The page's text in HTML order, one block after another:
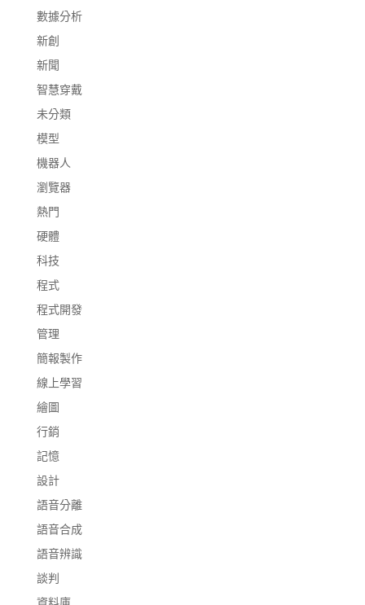
數據分析
新創
新聞
智慧穿戴
未分類
模型
機器人
瀏覽器
熱門
硬體
科技
程式
程式開發
管理
簡報製作
線上學習
繪圖
行銷
記憶
設計
語音分離
語音合成
語音辨識
談判